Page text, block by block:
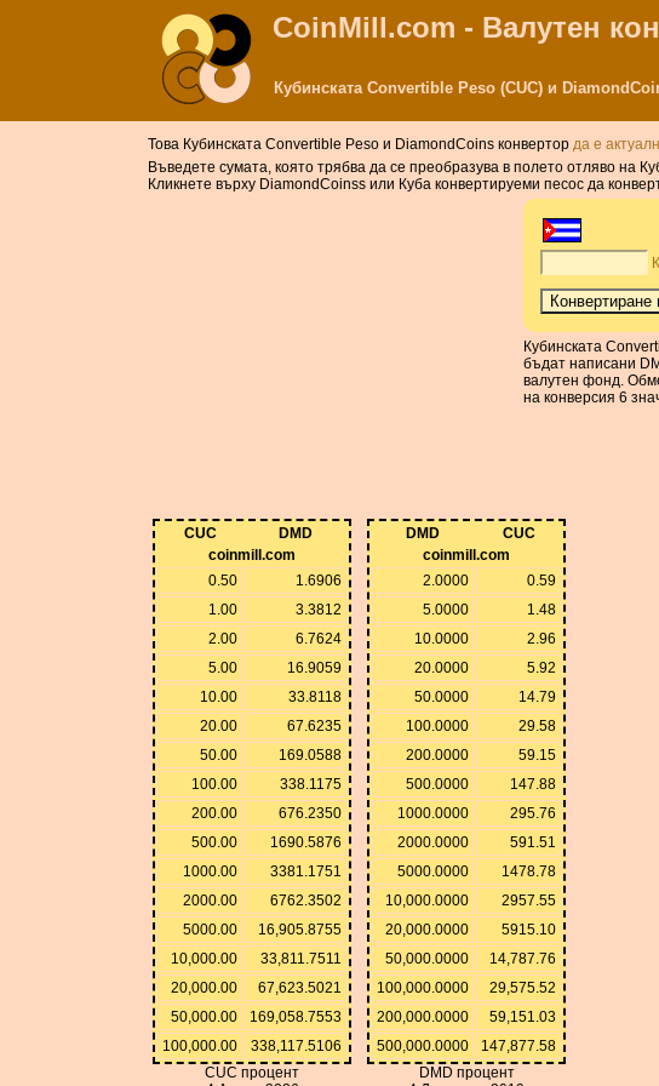
CoinMill.com - Валутен
Кубинската Convertible Peso (CUC) и
Това Кубинската Convertible Peso и DiamondCoins конвертор да е
Въведете сумата, която трябва да се преобразува в полето отляво на
Кликнете върху DiamondCoinss или Куба конвертируеми песос да
Кубинската
бъдат написани
валутен фонд.
на конверсия 6
CUC
DMD
coinmill.com
0.50
1.6906
1.00
3.3812
2.00
6.7624
5.00
16.9059
10.00
33.8118
20.00
67.6235
50.00
169.0588
100.00
338.1175
200.00
676.2350
500.00
1690.5876
1000.00
3381.1751
2000.00
6762.3502
5000.00
16,905.8755
10,000.00
33,811.7511
20,000.00
67,623.5021
50,000.00
169,058.7553
100,000.00
338,117.5106
CUC процент
DMD
CUC
coinmill.com
2.0000
0.59
5.0000
1.48
10.0000
2.96
20.0000
5.92
50.0000
14.79
100.0000
29.58
200.0000
59.15
500.0000
147.88
1000.0000
295.76
2000.0000
591.51
5000.0000
1478.78
10,000.0000
2957.55
20,000.0000
5915.10
50,000.0000
14,787.76
100,000.0000
29,575.52
200,000.0000
59,151.03
500,000.0000
147,877.58
DMD процент